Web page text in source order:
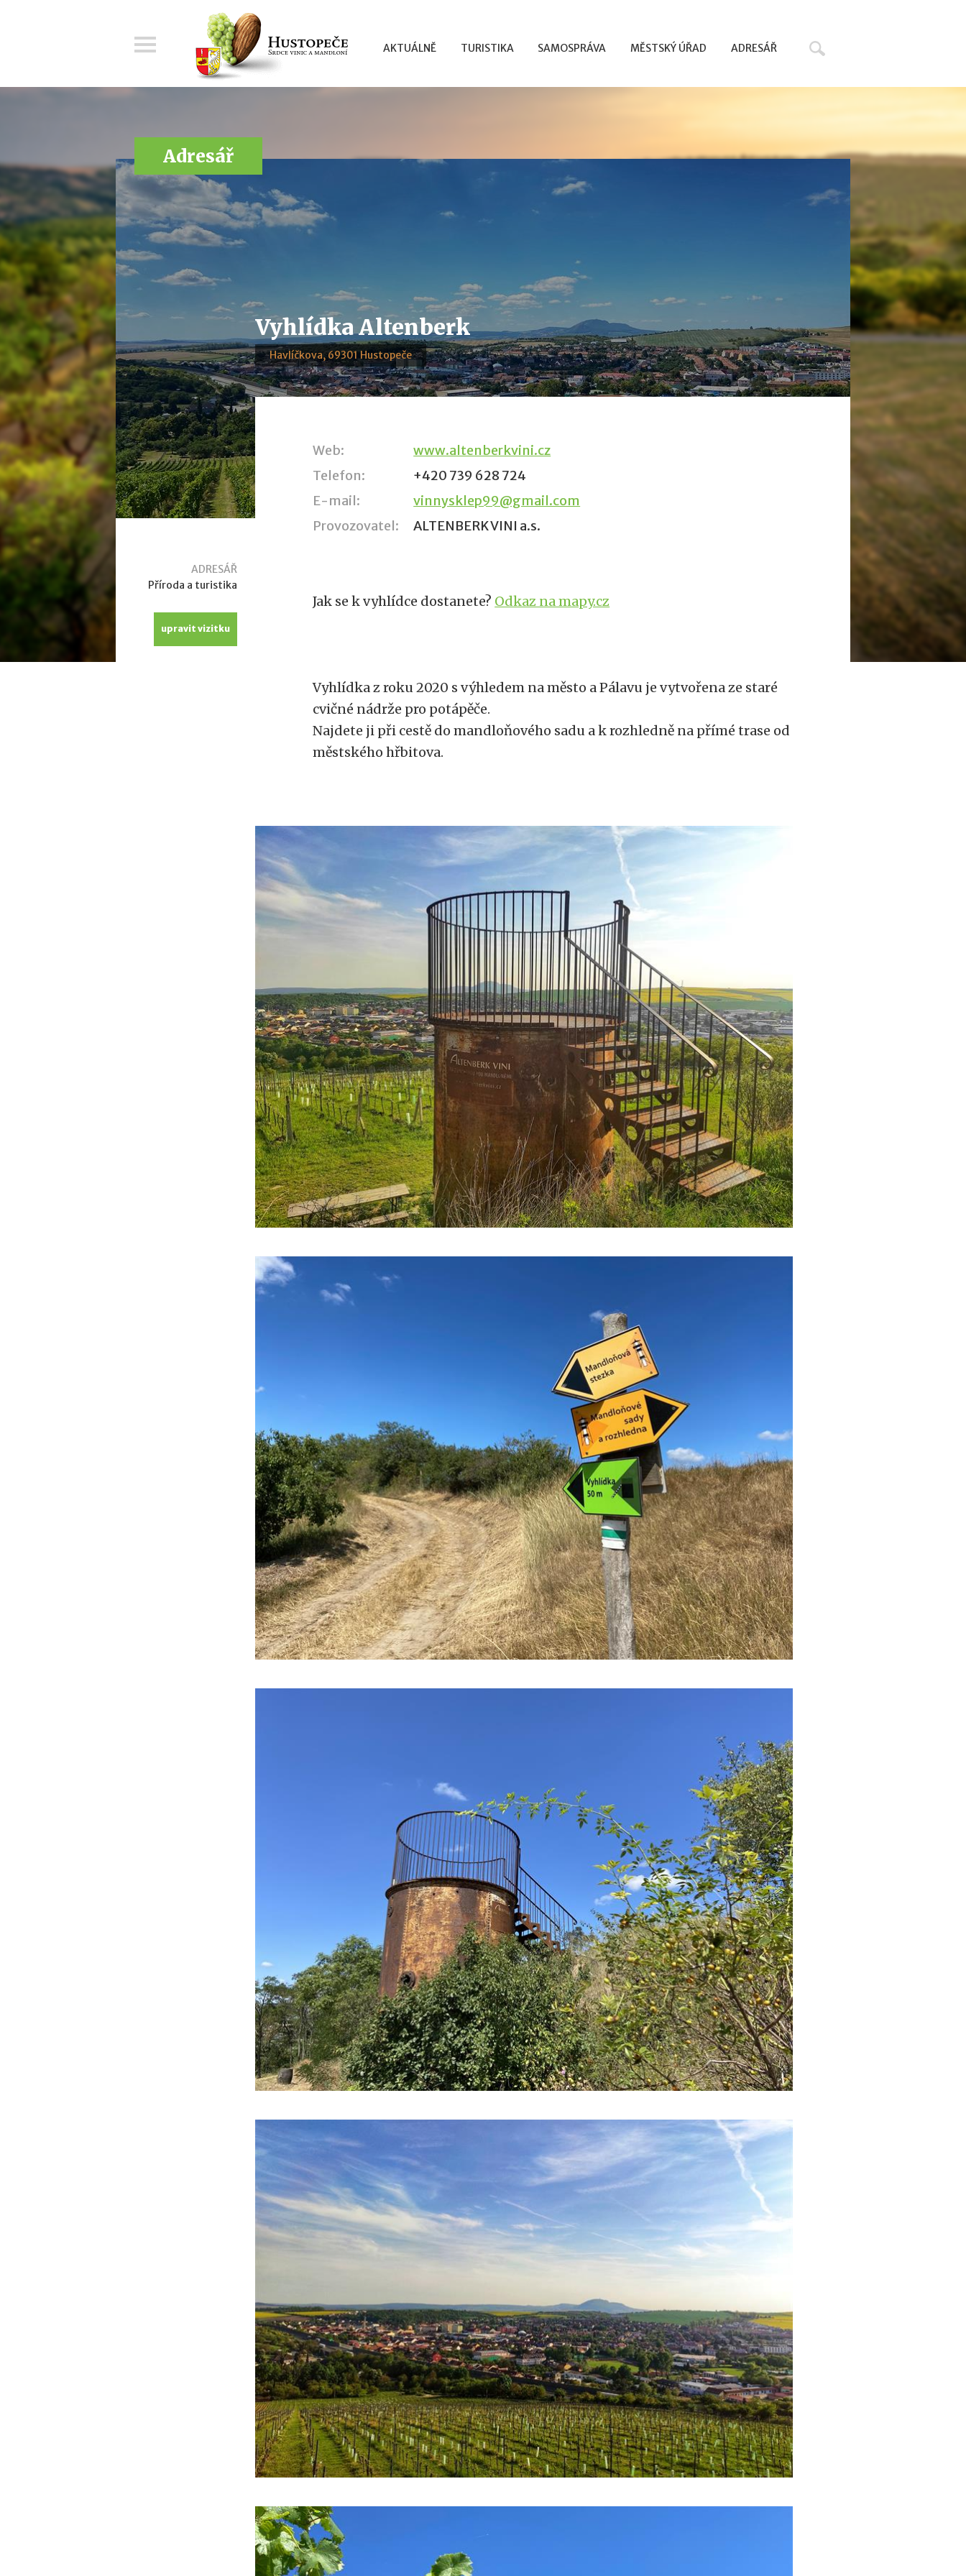
AKTUÁLNĚ TURISTIKA SAMOSPRÁVA MĚSTSKÝ ÚŘAD ADRESÁŘ
Adresář
Vyhlídka Altenberk
Havlíčkova, 69301 Hustopeče
ADRESÁŘ
Příroda a turistika
upravit vizitku
Web:
www.altenberkvini.cz
Telefon:
+420 739 628 724
E-mail:
vinnysklep99@gmail.com
Provozovatel:
ALTENBERK VINI a.s.
Jak se k vyhlídce dostanete? Odkaz na mapy.cz
Vyhlídka z roku 2020 s výhledem na město a Pálavu je vytvořena ze staré
cvičné nádrže pro potápěče.
Najdete ji při cestě do mandloňového sadu a k rozhledně na přímé trase od
městského hřbitova.